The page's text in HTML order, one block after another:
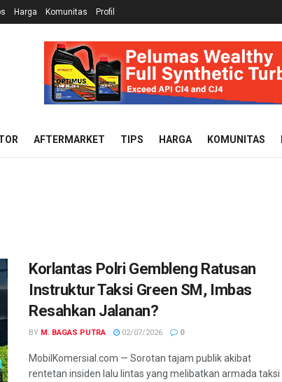
Harga Komunitas Profil
AFTERMARKET TIPS HARGA KOMUNITAS
Korlantas Polri Gembleng Ratusan
Instruktur Taksi Green SM, Imbas
Resahkan Jalanan?
BY M. BAGAS PUTRA 02/07/2026 0
MobilKomersial.com — Sorotan tajam publik akibat
rentetan insiden lalu lintas yang melibatkan armada taksi